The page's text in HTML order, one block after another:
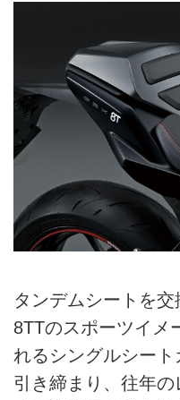
タンデムシートを
8TTのスポーツイメ
れるシングルシー
引き締まり、往年